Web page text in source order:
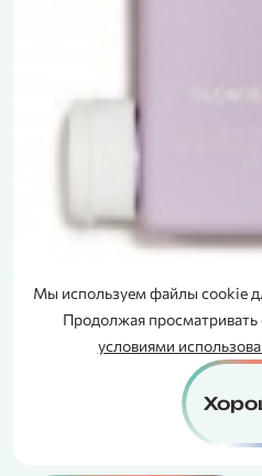
светлых волос
Мы используем файлы cookie
Продолжая просматривать
условиями